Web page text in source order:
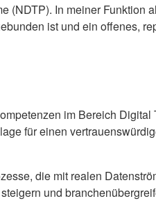
In meiner Funktion
ist und ein offenes,
im Bereich
für einen
die mit realen
und